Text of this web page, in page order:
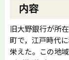
内容
旧大野銀行が所
町で，江戸時代
栄えた。この地